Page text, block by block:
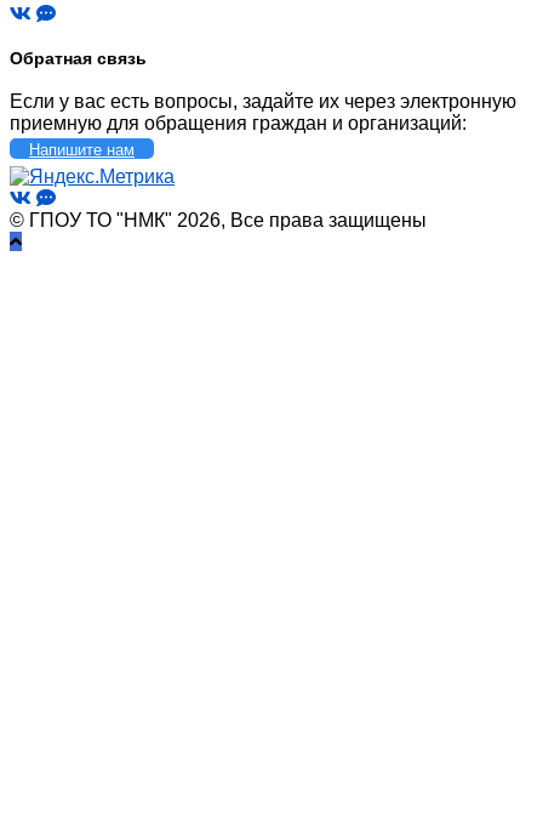
Обратная связь
Если у вас есть вопросы, задайте их через электронную
приемную для обращения граждан и организаций:
Напишите нам
© ГПОУ ТО "НМК" 2026, Все права защищены